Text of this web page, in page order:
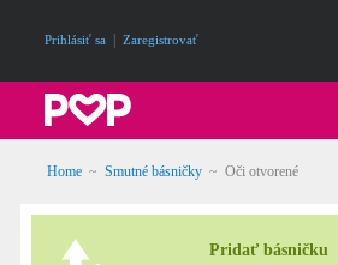
Prihlásiť sa Zaregistrovať
Home ~ Smutné básničky ~ Oči otvorené
Pridať básničku